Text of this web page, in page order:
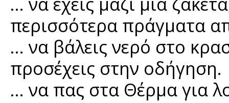
περισσότερα πράγματα
… να βάλεις νερό στο
προσέχεις στην οδήγηση.
… να πας στα Θέρμα για